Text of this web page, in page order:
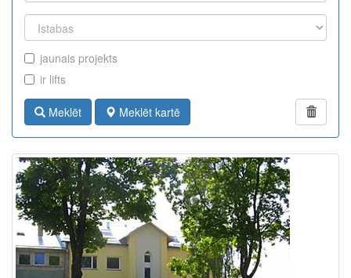
jaunais projekts
ir lifts
Meklēt Meklēt kartē